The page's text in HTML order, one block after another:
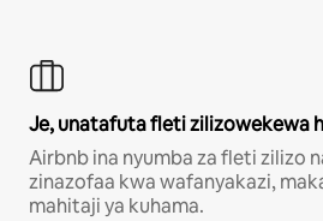
Je, unatafuta fleti zilizowekewa
Airbnb ina nyumba za fleti zilizo
zinazofaa kwa wafanyakazi,
mahitaji ya kuhama.